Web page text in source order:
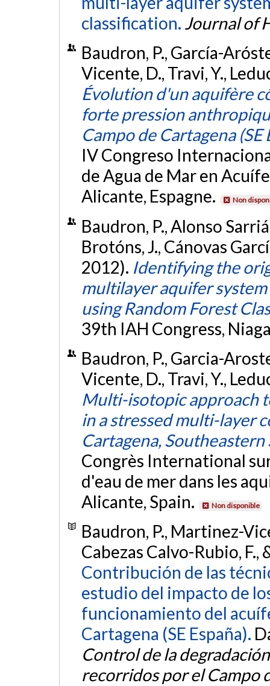
classification. Journal of
Baudron, P., García-
Vicente, D., Travi, Y.,
Évolution d'un aquifère
forte pression
Campo de Cartagena (SE
IV Congreso
de Agua de Mar en
Alicante, Espagne.
Non
Baudron, P., Alonso
Brotóns, J., Cánovas
2012). Identifying the
multilayer aquifer
using Random Forest
39th IAH Congress,
Baudron, P., Garcia-
Vicente, D., Travi, Y.,
Multi-isotopic approach
in a stressed multi-layer
Cartagena, Southeastern
Congrès International
d'eau de mer dans les
Alicante, Spain.
Non disponible
Baudron, P., Martinez-
Cabezas Calvo-Rubio,
Contribución de las
estudio del impacto de
funcionamiento del
Cartagena (SE España).
Control de la
recorridos por el Campo